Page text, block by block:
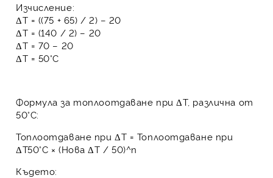
Изчисление:
ΔT = ((75 + 65) / 2) – 20
ΔT = (140 / 2) – 20
ΔT = 70 – 20
ΔT = 50°C
Формула за топлоотдаване при ΔT, различна от
50°C:
Топлоотдаване при ΔT = Топлоотдаване при
ΔT50°C × (Нова ΔT / 50)^n
Където: